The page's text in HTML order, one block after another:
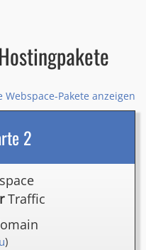
Webspace-Pakete anzeigen
2
Traffic
)